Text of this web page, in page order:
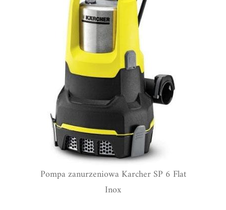
Pompa zanurzeniowa Karcher SP 6 Flat
Inox